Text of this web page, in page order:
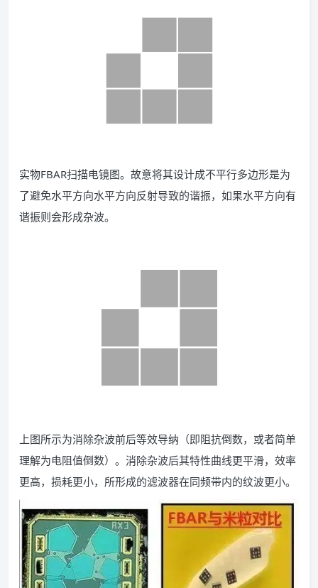
实物FBAR扫描电镜图。故意将其设计成不平行多边形是为
了避免水平方向水平方向反射导致的谐振，如果水平方向有
谐振则会形成杂波。
上图所示为消除杂波前后等效导纳（即阻抗倒数，或者简单
理解为电阻值倒数）。消除杂波后其特性曲线更平滑，效率
更高，损耗更小，所形成的滤波器在同频带内的纹波更小。